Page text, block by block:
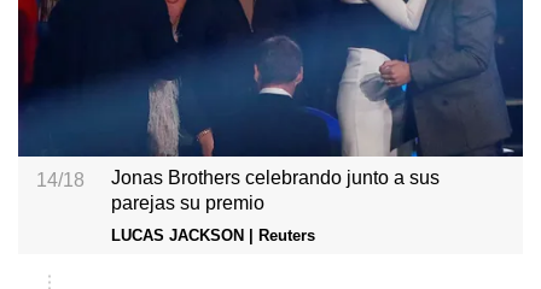
14/18
Jonas Brothers celebrando junto a sus
parejas su premio
LUCAS JACKSON | Reuters